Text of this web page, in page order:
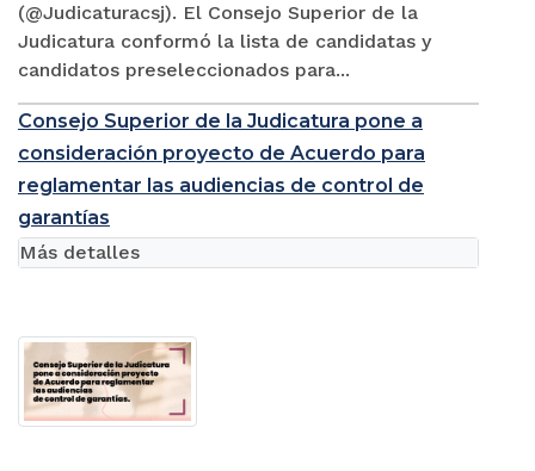
(@Judicaturacsj). El Consejo Superior de la
Judicatura conformó la lista de candidatas y
candidatos preseleccionados para...
Consejo Superior de la Judicatura pone a
consideración proyecto de Acuerdo para
reglamentar las audiencias de control de
garantías
Más detalles